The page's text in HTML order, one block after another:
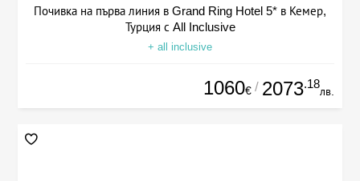
Почивка на първа линия в Grand Ring Hotel 5* в Кемер,
Турция с All Inclusive
+ all inclusive
1060€ / 2073.18
лв.